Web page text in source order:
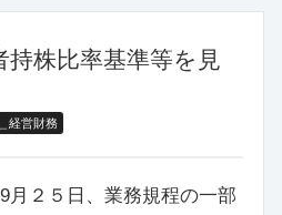
株比率基準等を見
経営財務
２５日、業務規程の一部